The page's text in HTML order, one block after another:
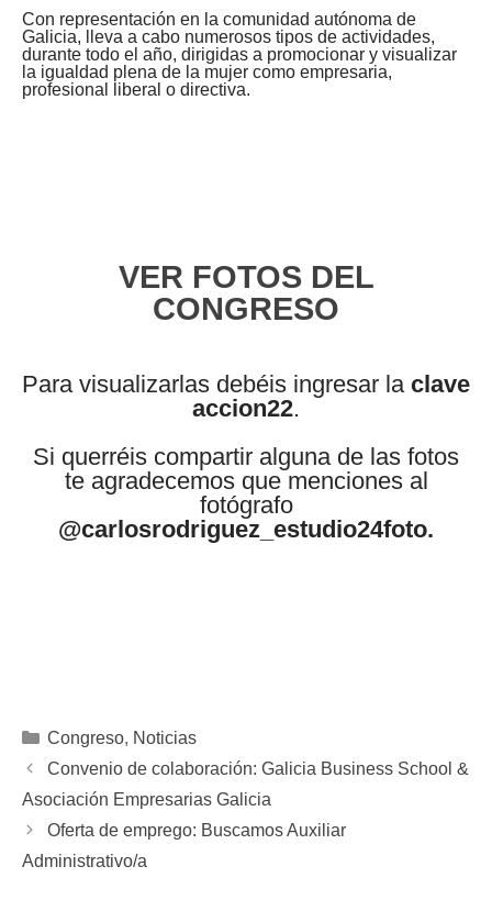
Con representación en la comunidad autónoma de
Galicia, lleva a cabo numerosos tipos de actividades,
durante todo el año, dirigidas a promocionar y visualizar
la igualdad plena de la mujer como empresaria,
profesional liberal o directiva.
VER FOTOS DEL
CONGRESO
Para visualizarlas debéis ingresar la clave
accion22.
Si querréis compartir alguna de las fotos
te agradecemos que menciones al
fotógrafo
@carlosrodriguez_estudio24foto.
Congreso, Noticias
Convenio de colaboración: Galicia Business School &
Asociación Empresarias Galicia
Oferta de emprego: Buscamos Auxiliar
Administrativo/a